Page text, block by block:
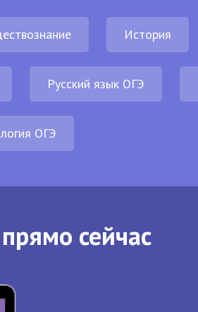
История
Русский язык ОГЭ
ОГЭ
сейчас